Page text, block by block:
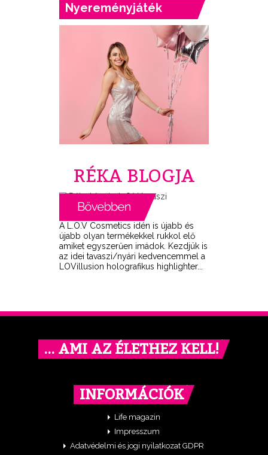
Nyereményjáték
RÉKA BLOGJA
A L.O.V Cosmetics idén is újabb és
újabb olyan termékekkel rukkol elő
amiket egyszerűen imádok. Kezdjük is
az idei tavaszi/nyári kedvencemmel a
LOVillusion holografikus highlighter...
… AMI AZ ÉLETHEZ KELL!
INFORMÁCIÓK
Life magazin
Impresszum
Adatvédelmi és jogi nyilatkozat GDPR